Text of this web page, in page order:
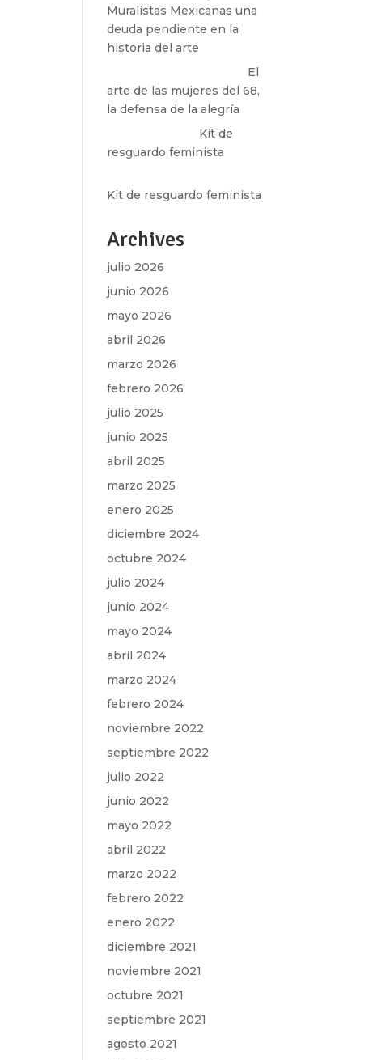
Muralistas Mexicanas una
deuda pendiente en la
historia del arte
El
arte de las mujeres del 68,
la defensa de la alegría
Kit de
resguardo feminista
Kit de resguardo feminista
Archives
julio 2026
junio 2026
mayo 2026
abril 2026
marzo 2026
febrero 2026
julio 2025
junio 2025
abril 2025
marzo 2025
enero 2025
diciembre 2024
octubre 2024
julio 2024
junio 2024
mayo 2024
abril 2024
marzo 2024
febrero 2024
noviembre 2022
septiembre 2022
julio 2022
junio 2022
mayo 2022
abril 2022
marzo 2022
febrero 2022
enero 2022
diciembre 2021
noviembre 2021
octubre 2021
septiembre 2021
agosto 2021